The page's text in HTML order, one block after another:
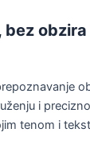
bez obzira
i
tenom i